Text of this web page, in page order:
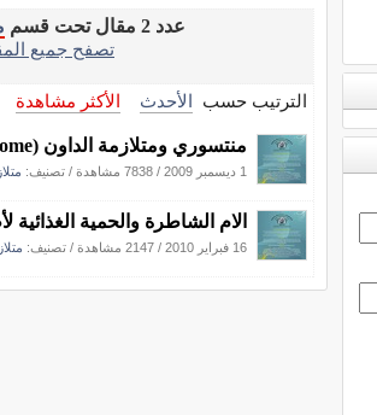
عدد 2 مقال تحت قسم
تصفح جميع
الترتيب حسب الأحدث الأكثر مشاهدة
منتسوري ومتلازمة الداون (Down Syndrome)
1 ديسمبر 2009 / 7838 مشاهدة / تصنيف:
الام الشاطرة والحمية الغذائية
16 فبراير 2010 / 2147 مشاهدة / تصنيف: